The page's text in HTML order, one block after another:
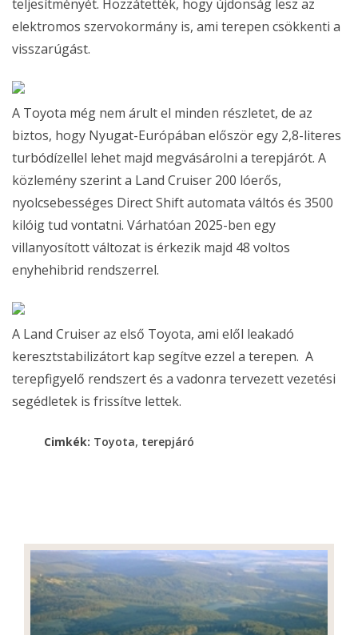
teljesítményét. Hozzátették, hogy újdonság lesz az
elektromos szervokormány is, ami terepen csökkenti a
visszarúgást.
A Toyota még nem árult el minden részletet, de az
biztos, hogy Nyugat-Európában először egy 2,8-literes
turbódízellel lehet majd megvásárolni a terepjárót. A
közlemény szerint a Land Cruiser 200 lóerős,
nyolcsebességes Direct Shift automata váltós és 3500
kilóig tud vontatni. Várhatóan 2025-ben egy
villanyosított változat is érkezik majd 48 voltos
enyhehibrid rendszerrel.
A Land Cruiser az első Toyota, ami elől leakadó
keresztstabilizátort kap segítve ezzel a terepen. A
terepfigyelő rendszert és a vadonra tervezett vezetési
segédletek is frissítve lettek.
Cimkék: Toyota, terepjáró